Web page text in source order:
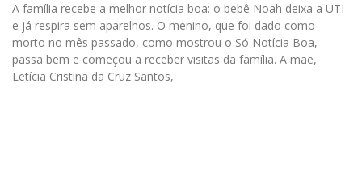
A família recebe a melhor notícia boa: o bebê Noah deixa a UTI
e já respira sem aparelhos. O menino, que foi dado como
morto no mês passado, como mostrou o Só Notícia Boa,
passa bem e começou a receber visitas da família. A mãe,
Letícia Cristina da Cruz Santos,